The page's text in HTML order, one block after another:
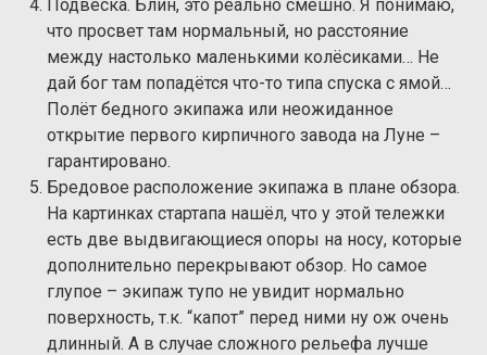
Подвеска. Блин, это реально смешно. Я понимаю,
что просвет там нормальный, но расстояние
между настолько маленькими колёсиками… Не
дай бог там попадётся что-то типа спуска с ямой…
Полёт бедного экипажа или неожиданное
открытие первого кирпичного завода на Луне –
гарантировано.
Бредовое расположение экипажа в плане обзора.
На картинках стартапа нашёл, что у этой тележки
есть две выдвигающиеся опоры на носу, которые
дополнительно перекрывают обзор. Но самое
глупое – экипаж тупо не увидит нормально
поверхность, т.к. “капот” перед ними ну ож очень
длинный. А в случае сложного рельефа лучше